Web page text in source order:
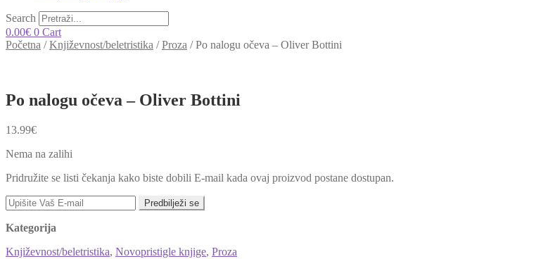
Search
0.00€ 0 Cart
Početna /Književnost/beletristika /Proza /Po nalogu očeva – Oliver Bottini
Po nalogu očeva – Oliver Bottini
13.99€
Nema na zalihi
Pridružite se listi čekanja kako biste dobili E-mail kada ovaj proizvod postane dostupan.
Predbilježi se
Kategorija
Književnost/beletristika, Novopristigle knjige, Proza